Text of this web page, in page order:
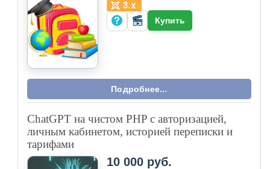
Купить
Подробнее...
ChatGPT на чистом PHP с авторизацией,
личным кабинетом, историей переписки и
тарифами
10 000 руб.